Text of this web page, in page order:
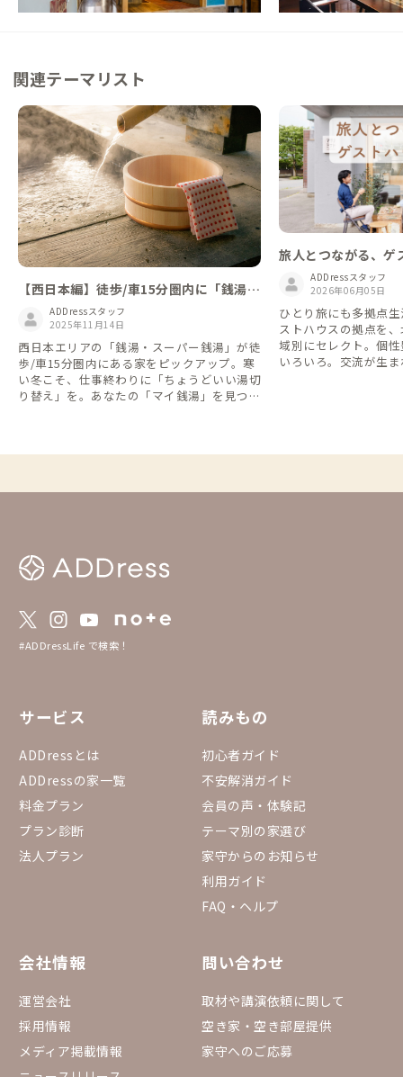
関連テーマリスト
【西日本編】徒歩/車15分圏内に「銭湯」
がある家ADDressスタッフ
2025年11月14日
西日本エリアの「銭湯・スーパー銭湯」が徒
歩/車15分圏内にある家をピックアップ。寒
い冬こそ、仕事終わりに「ちょうどいい湯切
り替え」を。あなたの「マイ銭湯」を見つけ
旅人とつながる、ゲ
ADDressスタッフ
2026年06月05日
ひとり旅にも多拠点
ストハウスの拠点を
域別にセレクト。個
いろいろ。交流が生
#ADDressLife で検索！
サービス
ADDressとは
ADDressの家一覧
料金プラン
プラン診断
法人プラン
読みもの
初心者ガイド
不安解消ガイド
会員の声・体験記
テーマ別の家選び
家守からのお知らせ
利用ガイド
FAQ・ヘルプ
会社情報
運営会社
採用情報
メディア掲載情報
問い合わせ
取材や講演依頼に関して
空き家・空き部屋提供
家守へのご応募